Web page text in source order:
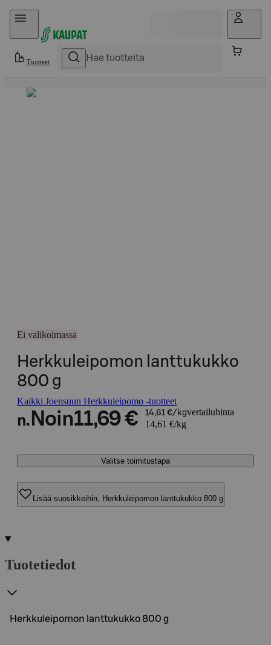
Hyppää sisältöön
Tuotteet
Ei valikoimassa
Herkkuleipomon lanttukukko
800 g
Kaikki Joensuun Herkkuleipomo -tuotteet
n. Noin11,69 € 14,61 €/kgvertailuhinta
14,61 €/kg
Valitse toimitustapa
Lisää suosikkeihin, Herkkuleipomon lanttukukko 800 g
Tuotetiedot
Herkkuleipomon lanttukukko 800 g